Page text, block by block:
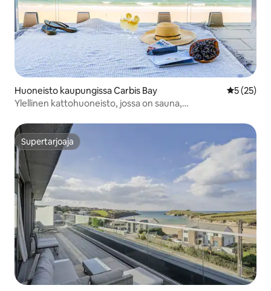
Huoneisto kaupungissa Carbis Bay
5 (25)
Ylellinen kattohuoneisto, jossa on sauna,
Supertarjoaja
Supertarjoaja